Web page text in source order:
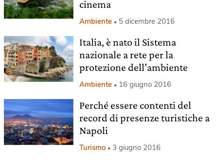
cinema
Ambiente 5 dicembre 2016
Italia, è nato il Sistema
nazionale a rete per la
protezione dell’ambiente
Ambiente 16 giugno 2016
Perché essere contenti del
record di presenze turistiche a
Napoli
Turismo 3 giugno 2016